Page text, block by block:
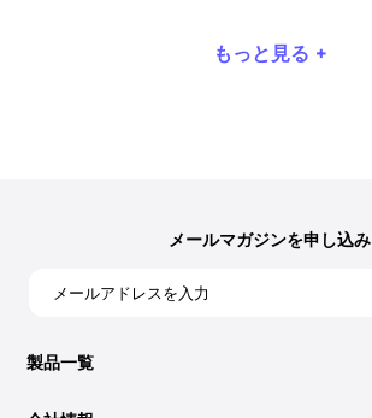
もっと見る +
製品一覧
メールマガジンを申し込み